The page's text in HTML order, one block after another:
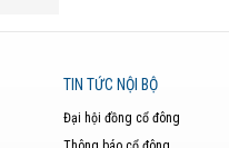
TIN TỨC NỘI BỘ
Đại hội đồng cổ đông